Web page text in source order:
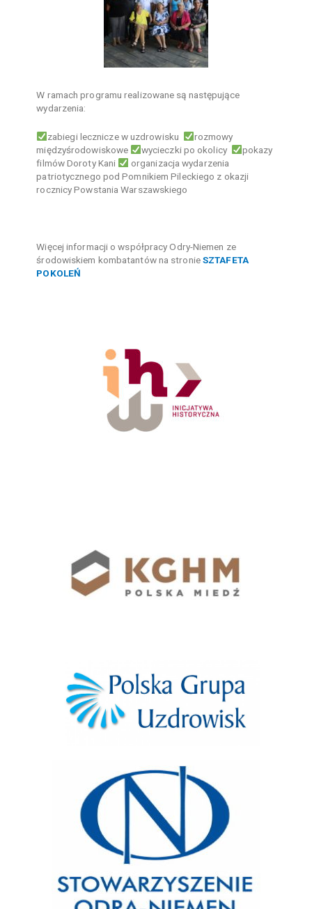
W ramach programu realizowane są następujące
wydarzenia:
zabiegi lecznicze w uzdrowisku
rozmowy
międzyśrodowiskowe
wycieczki po okolicy
pokazy
filmów Doroty Kani
organizacja wydarzenia
patriotycznego pod Pomnikiem Pileckiego z okazji
rocznicy Powstania Warszawskiego
Więcej informacji o współpracy Odry-Niemen ze
środowiskiem kombatantów na stronieSZTAFETA
POKOLEŃ